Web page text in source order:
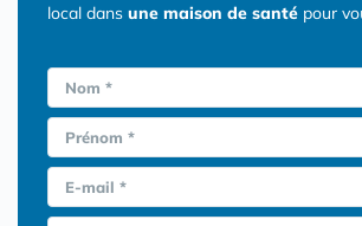
local dans une maison de santé pour
Nom *
Prénom *
E-mail *